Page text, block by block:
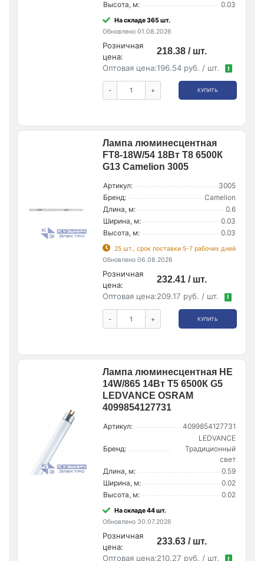
Высота, м: 0.03
На складе 365 шт.
Обновлено 01.08.2026
Розничная
цена:
218.38 / шт.
Оптовая цена:196.54 руб. / шт. !
- + КУПИТЬ
Лампа люминесцентная
FT8-18W/54 18Вт T8 6500К
G13 Camelion 3005
Артикул:
3005
Бренд:
Camelion
Длина, м:
0.6
Ширина, м:
0.03
Высота, м:
0.03
25 шт., срок поставки 5-7 рабочих дней
Обновлено 06.08.2026
Розничная
цена:
232.41 / шт.
Оптовая цена:209.17 руб. / шт. !
- + КУПИТЬ
Лампа люминесцентная HE
14W/865 14Вт T5 6500К G5
LEDVANCE OSRAM
4099854127731
Артикул: 4099854127731
Бренд:
LEDVANCE
Традиционный
свет
Длина, м:
0.59
Ширина, м:
0.02
Высота, м:
0.02
На складе 44 шт.
Обновлено 30.07.2026
Розничная
цена:
233.63 / шт.
Оптовая цена:210.27 руб. / шт. !